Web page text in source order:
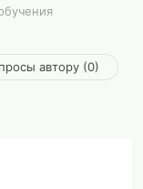
автору (0)